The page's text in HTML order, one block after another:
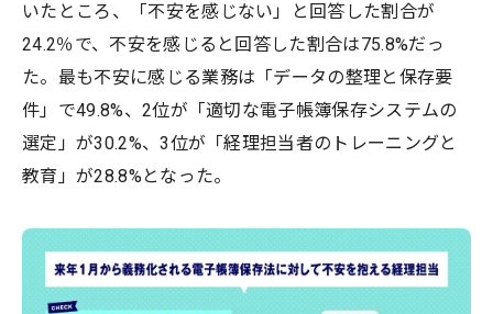
いたところ、「不安を感じない」と回答した割合が
24.2％で、不安を感じると回答した割合は75.8%だっ
た。最も不安に感じる業務は「データの整理と保存要
件」で49.8%、2位が「適切な電子帳簿保存システムの
選定」が30.2%、3位が「経理担当者のトレーニングと
教育」が28.8%となった。